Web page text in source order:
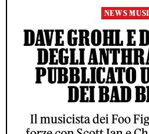
NEWS
DAVE GROHL E
DEGLI
PUBBLICATO
DEI BAD
Il musicista dei Foo